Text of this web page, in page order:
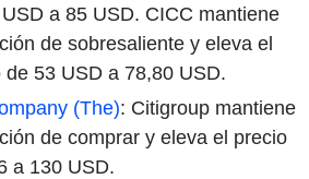
a 85 USD. CICC mantiene
de sobresaliente y eleva el
de 53 USD a 78,80 USD.
(The): Citigroup mantiene
de comprar y eleva el precio
a 130 USD.